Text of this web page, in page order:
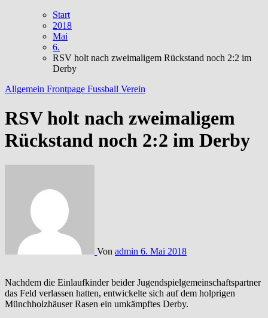
Start
2018
Mai
6.
RSV holt nach zweimaligem Rückstand noch 2:2 im
Derby
Allgemein Frontpage Fussball Verein
RSV holt nach zweimaligem
Rückstand noch 2:2 im Derby
Von admin 6. Mai 2018
Nachdem die Einlaufkinder beider Jugendspielgemeinschaftspartner
das Feld verlassen hatten, entwickelte sich auf dem holprigen
Münchholzhäuser Rasen ein umkämpftes Derby.